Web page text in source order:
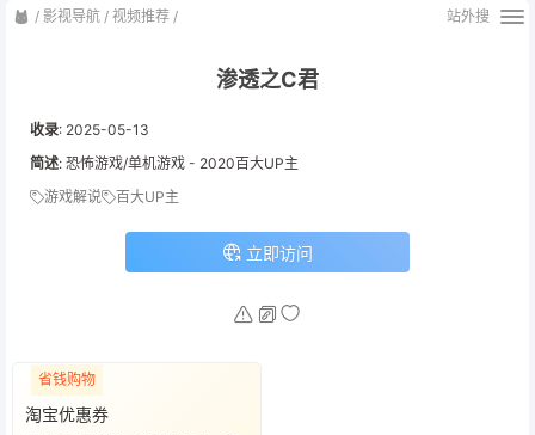
/ 影视导航 / 视频推荐 / 站外搜
渗透之C君
收录: 2025-05-13
简述: 恐怖游戏/单机游戏 - 2020百大UP主
游戏解说
百大UP主
立即访问
省钱购物
淘宝优惠券